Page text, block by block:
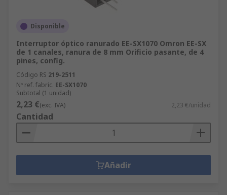
Disponible
Interruptor óptico ranurado EE-SX1070 Omron EE-SX
de 1 canales, ranura de 8 mm Orificio pasante, de 4
pines, config.
Código RS 219-2511
Nº ref. fabric. EE-SX1070
Subtotal (1 unidad)
2,23 €(exc. IVA) 2,23 €/unidad
Cantidad
Añadir